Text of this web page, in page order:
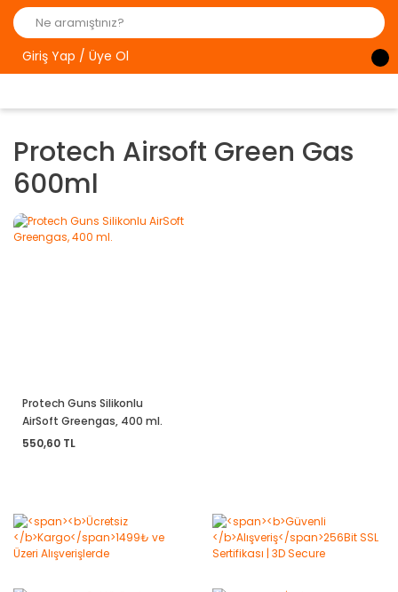
Giriş Yap / Üye Ol
Protech Airsoft Green Gas
600ml
Protech Guns Silikonlu
AirSoft Greengas, 400 ml.
550,60 TL